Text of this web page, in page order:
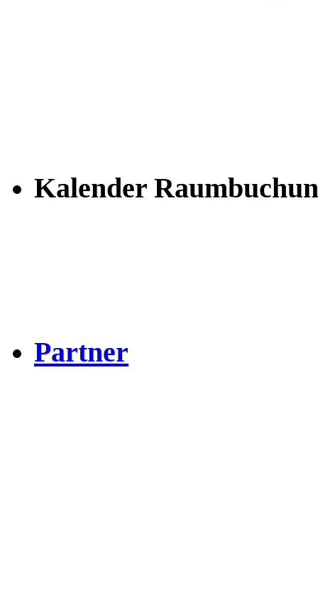
Kalender
Partner